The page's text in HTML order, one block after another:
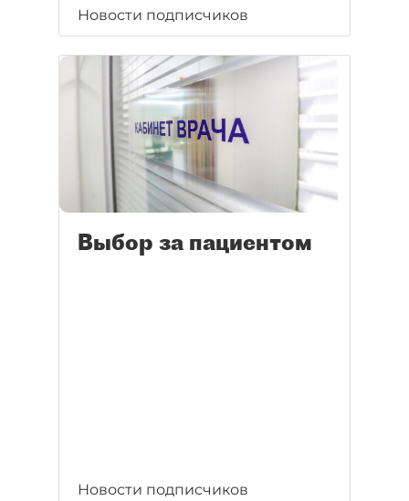
Новости подписчиков
Выбор за пациентом
Новости подписчиков